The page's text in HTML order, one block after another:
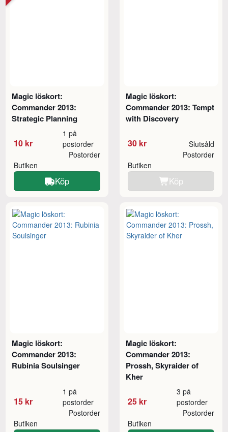
Magic löskort:
Commander 2013:
Strategic Planning
10 kr
1 på
postorder
Butiken
Postorder
Köp
Magic löskort:
Commander 2013: Tempt
with Discovery
30 kr Slutsåld
Butiken
Postorder
Köp
Magic löskort:
Commander 2013:
Rubinia Soulsinger
15 kr
1 på
postorder
Butiken
Postorder
Magic löskort:
Commander 2013:
Prossh, Skyraider of
Kher
25 kr
3 på
postorder
Butiken
Postorder